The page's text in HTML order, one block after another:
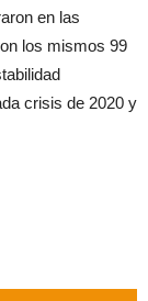
en las
los mismos 99
crisis de 2020 y